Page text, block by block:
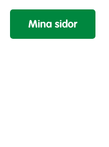
Mina sidor